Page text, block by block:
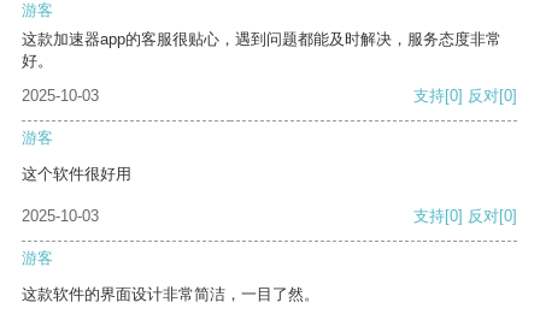
游客
这款加速器app的客服很贴心，遇到问题都能及时解决，服务态度非常
好。
2025-10-03
支持[0] 反对[0]
游客
这个软件很好用
2025-10-03 支持[0] 反对[0]
游客
这款软件的界面设计非常简洁，一目了然。